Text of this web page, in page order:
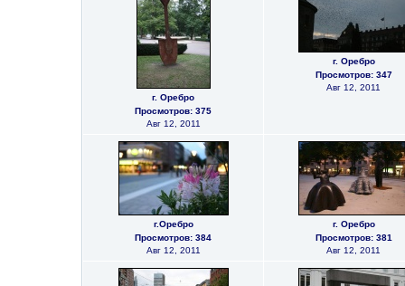
г. Оребро
Просмотров: 375
Авг 12, 2011
г. Оребро
Просмотров: 347
Авг 12, 2011
г.Оребро
Просмотров: 384
Авг 12, 2011
г. Оребро
Просмотров: 381
Авг 12, 2011